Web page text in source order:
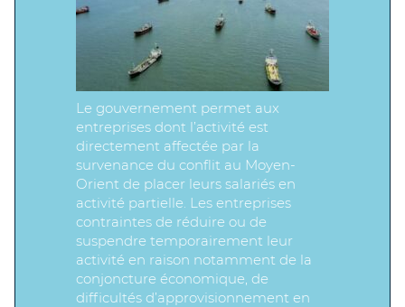
Le gouvernement permet aux
entreprises dont l’activité est
directement affectée par la
survenance du conflit au Moyen-
Orient de placer leurs salariés en
activité partielle. Les entreprises
contraintes de réduire ou de
suspendre temporairement leur
activité en raison notamment de la
conjoncture économique, de
difficultés d’approvisionnement en